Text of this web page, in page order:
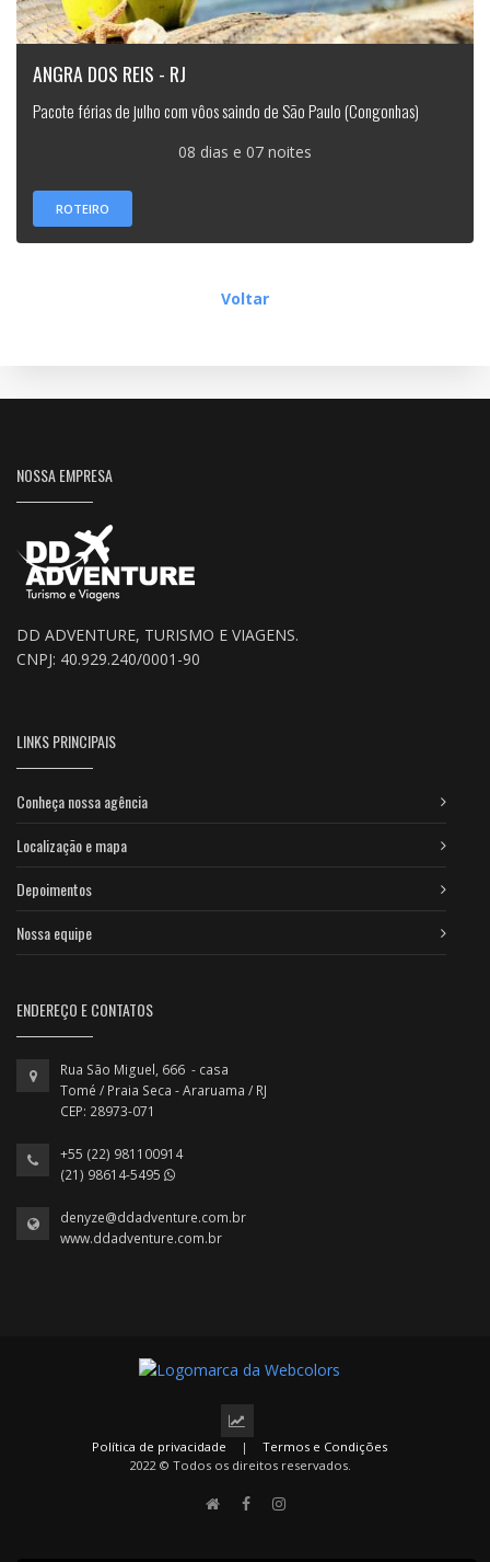
ANGRA DOS REIS - RJ
Pacote férias de julho com vôos saindo de São Paulo (Congonhas)
08 dias e 07 noites
ROTEIRO
Voltar
NOSSA EMPRESA
DD ADVENTURE, TURISMO E VIAGENS.
CNPJ: 40.929.240/0001-90
LINKS PRINCIPAIS
Conheça nossa agência
Localização e mapa
Depoimentos
Nossa equipe
ENDEREÇO E CONTATOS
Rua São Miguel, 666 - casa
Tomé / Praia Seca - Araruama / RJ
CEP: 28973-071
+55 (22) 981100914
(21) 98614-5495
denyze@ddadventure.com.br
www.ddadventure.com.br
Política de privacidade |
Termos e Condições
2022 © Todos os direitos reservados.